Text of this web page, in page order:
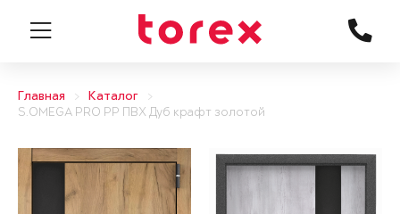
Главная
Каталог
S.OMEGA PRO PP ПВХ Дуб крафт золотой